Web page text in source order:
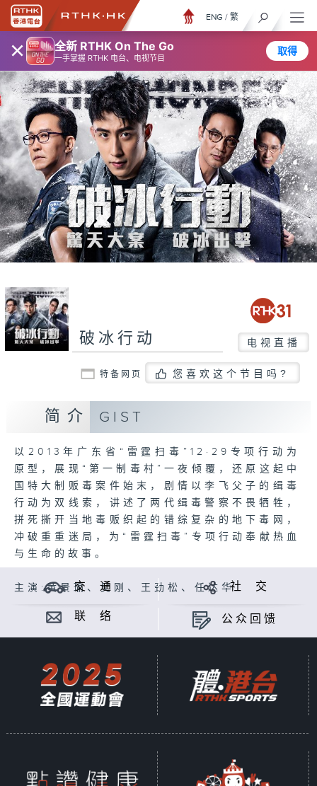
× 全新 RTHK On The Go
一手掌握 RTHK 电台、电视节目
取得
ENG / 繁
破冰行动 电视直播
特备网页 您喜欢这个节目吗?
简介 GIST
以2013年广东省“雷霆扫毒”12·29专项行动为
原型，展现“第一制毒村”一夜倾覆，还原这起中
国特大制贩毒案件始末，剧情以李飞父子的缉毒
行动为双线索，讲述了两代缉毒警察不畏牺牲，
拼死撕开当地毒贩织起的错综复杂的地下毒网，
冲破重重迷局，为“雷霆扫毒”专项行动奉献热血
与生命的故事。
主演:黄景瑜、吴刚、王劲松、任达华
交 通 社 交
联 络 公众回馈